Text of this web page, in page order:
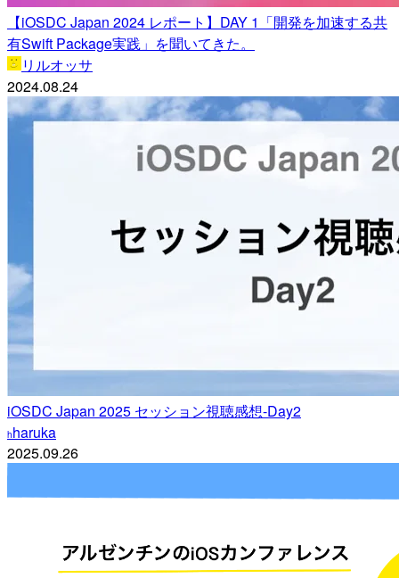
【iOSDC Japan 2024 レポート】DAY 1「開発を加速する共
有Swift Package実践」を聞いてきた。
リルオッサ
2024.08.24
iOSDC Japan 2025 セッション視聴感想-Day2
hharuka
2025.09.26